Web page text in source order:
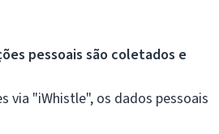
pessoais são coletados e
via "iWhistle", os dados pessoais